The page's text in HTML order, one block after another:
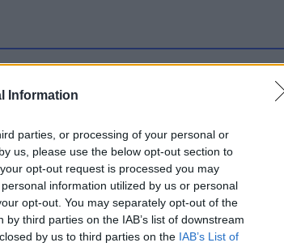
Information
parties, or processing of your personal or
us, please use the below opt-out section to
opt-out request is processed you may
information utilized by us or personal
opt-out. You may separately opt-out of the
third parties on the IAB’s list of downstream
by us to third parties on the IAB’s List of
Καλοκαιρινές διακοπές: Γιατί ο
ελεύθερος χρόνος είναι απαραίτητος
για την ψυχική υγεία των παιδιών